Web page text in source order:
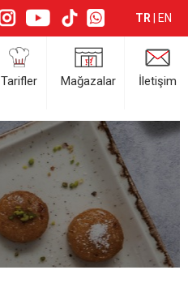
TR EN
Tarifler Mağazalar İletişim